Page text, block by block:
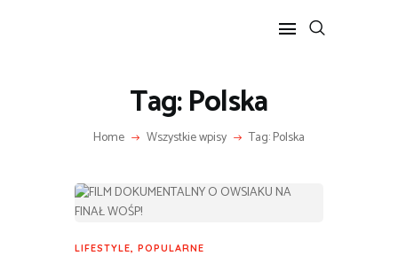
Tag: Polska
Home Wszystkie wpisy Tag: Polska
POPULARNE
BIZNES I FINANSE
LIFESTYLE
MOTORYZACJA
LIFESTYLE, POPULARNE